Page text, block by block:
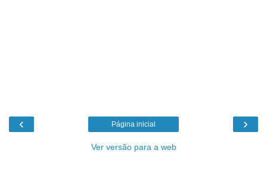
‹ ›
Página inicial
Ver versão para a web